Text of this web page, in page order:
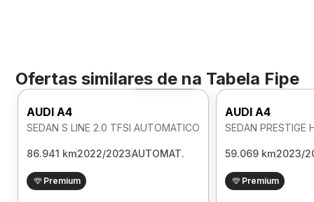
Ofertas similares de na Tabela Fipe
Foto 360º
AUDI A4
SEDAN S LINE 2.0 TFSI AUTOMATICO
86.941 km2022/2023AUTOMAT.
Premium
AUDI A4
59.069 km2023/
Premium